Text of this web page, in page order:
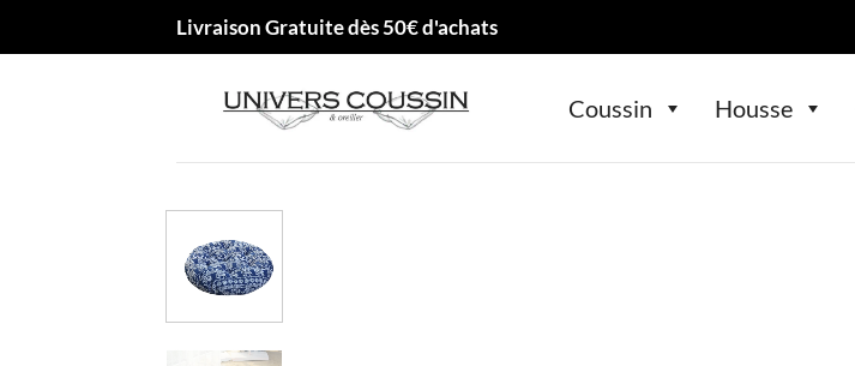
Livraison Gratuite dès 50€ d'achats
Coussin Housse